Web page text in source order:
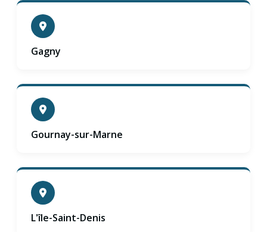
Gagny
Gournay-sur-Marne
L'île-Saint-Denis